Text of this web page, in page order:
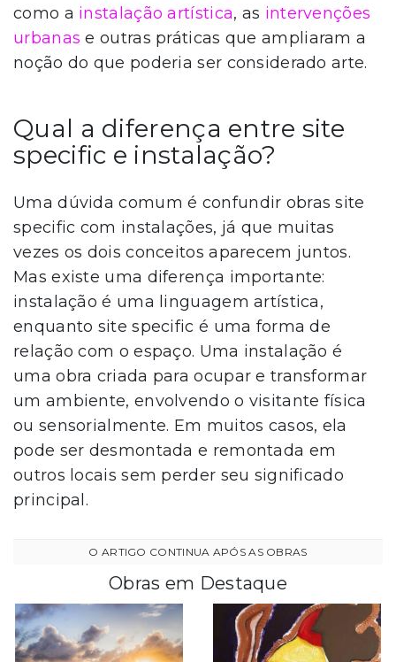
como a instalação artística, as intervenções
urbanas e outras práticas que ampliaram a
noção do que poderia ser considerado arte.
Qual a diferença entre site
specific e instalação?
Uma dúvida comum é confundir obras site
specific com instalações, já que muitas
vezes os dois conceitos aparecem juntos.
Mas existe uma diferença importante:
instalação é uma linguagem artística,
enquanto site specific é uma forma de
relação com o espaço. Uma instalação é
uma obra criada para ocupar e transformar
um ambiente, envolvendo o visitante física
ou sensorialmente. Em muitos casos, ela
pode ser desmontada e remontada em
outros locais sem perder seu significado
principal.
Obras em Destaque